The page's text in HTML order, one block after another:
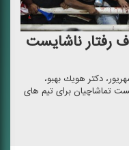
رفتار ناشایست
"ورزش در آینه قانون" یكشنبه ۲۵ شهریور، دكتر هویك بهبو،
تماشاچیان برای تیم های